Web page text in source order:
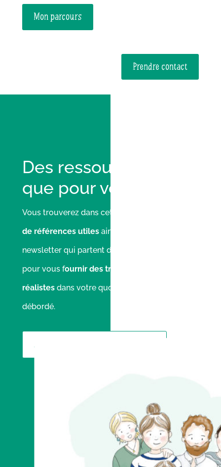
Mon parcours
Prendre contact
Des ressources rien
que pour vous
Vous trouverez dans cette rubrique une
de références utilesainsi que les articles de la
newsletter qui partent d’expériences vécues
pour vous fournir des trucs et astuces
réalistesdans votre quotidien de parent
débordé.
ACCES AUX RESSOURCES EN LIGNE